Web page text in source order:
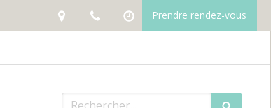
Prendre rendez-vous
Rechercher